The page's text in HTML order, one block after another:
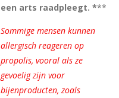
een arts raadpleegt. ***
Sommige mensen kunnen
allergisch reageren op
propolis, vooral als ze
gevoelig zijn voor
bijenproducten, zoals